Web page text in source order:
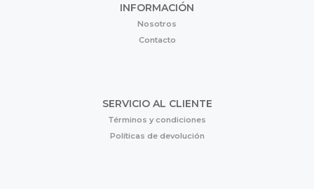
INFORMACIÓN
Nosotros
Contacto
SERVICIO AL CLIENTE
Términos y condiciones
Políticas de devolución